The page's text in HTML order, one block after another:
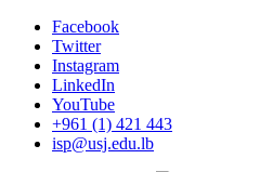
Facebook
Twitter
Instagram
LinkedIn
YouTube
+961 (1) 421 443
isp@usj.edu.lb